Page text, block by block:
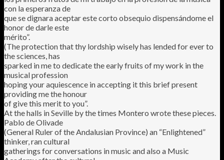
con la esperanza de
que se dignara aceptar este corto obsequio dispensándome el
honor de darle este
mérito”.
(The protection that thy lordship wisely has lended for ever to
the sciences, has
sparked in me to dedicate the early fruits of my work in the
musical profession
hoping your aquiescence in accepting it this brief present
providing me the honour
of give this merit to you”.
At the halls in Seville by the times Montero wrote these pieces.
Pablo de Olivade
(General Ruler of the Andalusian Province) an “Enlightened”
thinker, ran cultural
gatherings for conversations in music and also a Music